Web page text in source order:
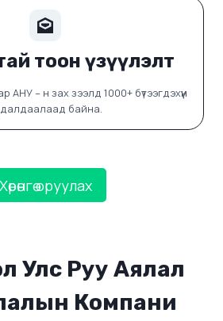
тоон үзүүлэлт
– н зах зээлд 1000+ бүтээгдэхүүн
байна.
Хөрөнгө оруулах
Улс Руу Аялал
Компани